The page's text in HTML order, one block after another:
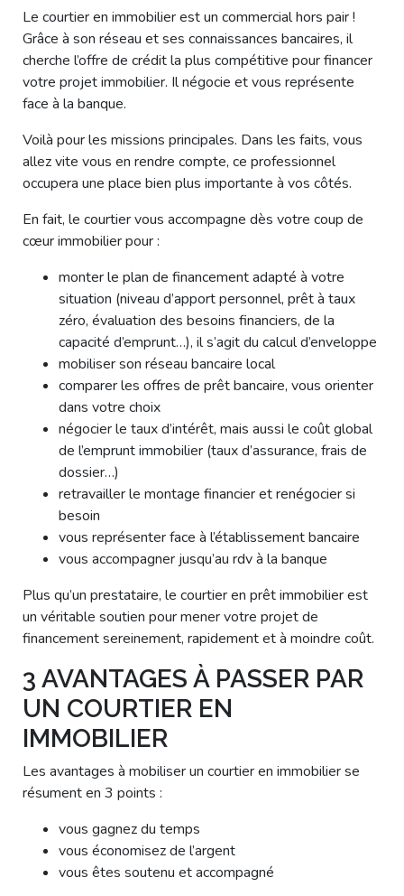
Le courtier en immobilier est un commercial hors pair !
Grâce à son réseau et ses connaissances bancaires, il
cherche l’offre de crédit la plus compétitive pour financer
votre projet immobilier. Il négocie et vous représente
face à la banque.
Voilà pour les missions principales. Dans les faits, vous
allez vite vous en rendre compte, ce professionnel
occupera une place bien plus importante à vos côtés.
En fait, le courtier vous accompagne dès votre coup de
cœur immobilier pour :
monter le plan de financement adapté à votre
situation (niveau d’apport personnel, prêt à taux
zéro, évaluation des besoins financiers, de la
capacité d’emprunt…), il s’agit du calcul d’enveloppe
mobiliser son réseau bancaire local
comparer les offres de prêt bancaire, vous orienter
dans votre choix
négocier le taux d’intérêt, mais aussi le coût global
de l’emprunt immobilier (taux d’assurance, frais de
dossier…)
retravailler le montage financier et renégocier si
besoin
vous représenter face à l’établissement bancaire
vous accompagner jusqu’au rdv à la banque
Plus qu’un prestataire, le courtier en prêt immobilier est
un véritable soutien pour mener votre projet de
financement sereinement, rapidement et à moindre coût.
3 AVANTAGES À PASSER PAR
UN COURTIER EN
IMMOBILIER
Les avantages à mobiliser un courtier en immobilier se
résument en 3 points :
vous gagnez du temps
vous économisez de l’argent
vous êtes soutenu et accompagné